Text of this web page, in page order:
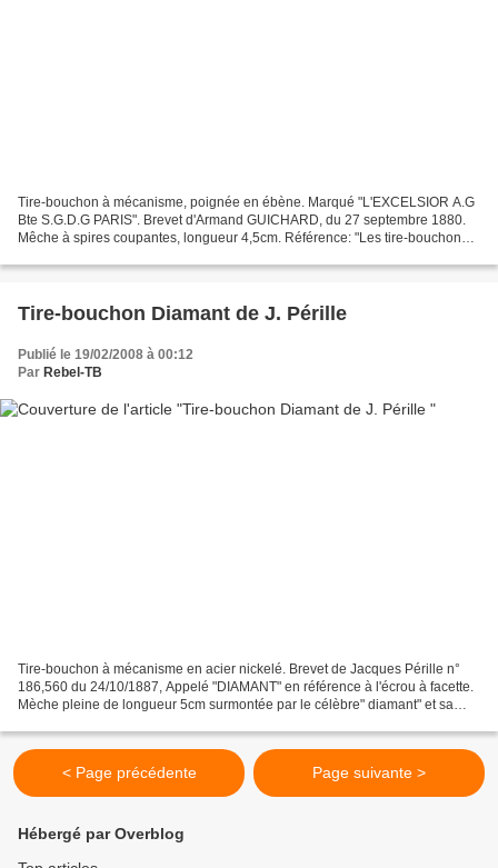
Tire-bouchon à mécanisme, poignée en ébène. Marqué "L'EXCELSIOR A.G
Bte S.G.D.G PARIS". Brevet d'Armand GUICHARD, du 27 septembre 1880.
Mêche à spires coupantes, longueur 4,5cm. Référence: "Les tire-bouchons
Tire-bouchon Diamant de J. Pérille
Publié le 19/02/2008 à 00:12
Par Rebel-TB
Tire-bouchon à mécanisme en acier nickelé. Brevet de Jacques Pérille n°
186,560 du 24/10/1887, Appelé "DIAMANT" en référence à l'écrou à facette.
Mèche pleine de longueur 5cm surmontée par le célèbre" diamant" et sa
< Page précédente Page suivante >
Hébergé par Overblog